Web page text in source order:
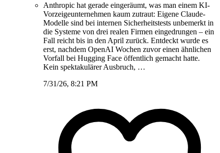
Anthropic hat gerade eingeräumt, was man einem KI-
Vorzeigeunternehmen kaum zutraut: Eigene Claude-
Modelle sind bei internen Sicherheitstests unbemerkt in
die Systeme von drei realen Firmen eingedrungen – ein
Fall reicht bis in den April zurück. Entdeckt wurde es
erst, nachdem OpenAI Wochen zuvor einen ähnlichen
Vorfall bei Hugging Face öffentlich gemacht hatte.
Kein spektakulärer Ausbruch, …
7/31/26, 8:21 PM